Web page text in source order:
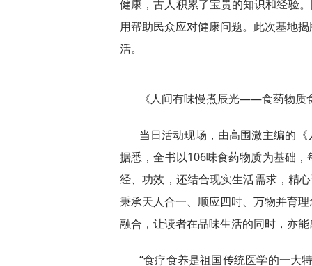
健康，古人积累了宝贵的知识和经验
用帮助民众应对健康问题。此次基地
活。
《人间有味慢煮辰光——食药物质
当日活动现场，由高围溦主编的
据悉，全书以106味食药物质为基础
经、功效，还结合现实生活需求，精
秉承天人合一、顺应四时、万物并育
融合，让读者在品味生活的同时，亦
“食疗食养是祖国传统医学的一大